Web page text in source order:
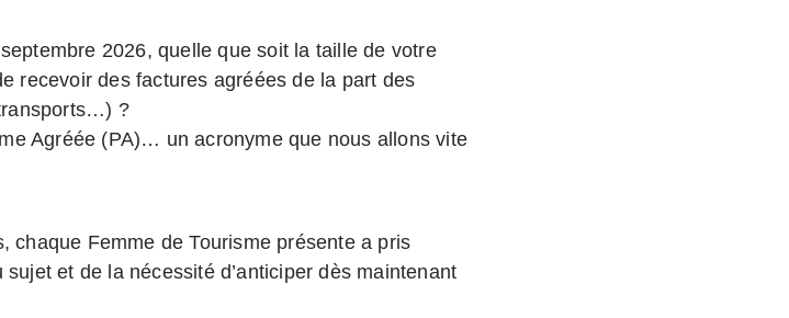
2026, quelle que soit la taille de votre
recevoir des factures agréées de la part des
?
Agréée (PA)… un acronyme que nous allons vite
chaque Femme de Tourisme présente a pris
sujet et de la nécessité d’anticiper dès maintenant